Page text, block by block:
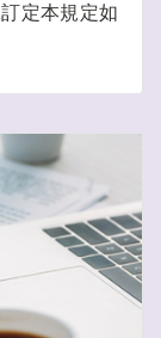
定本規定如